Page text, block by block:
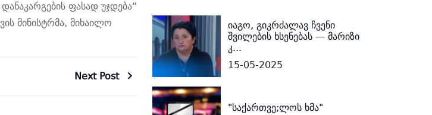
ფასად უჯდება“
მინისტრმა, მიხაილო
Next Post
იაგო, გიკრძალავ ჩვენი
შვილების ხსენებას — მარიზი
კ...
15-05-2025
"საქართვე;ლოს ხმა"